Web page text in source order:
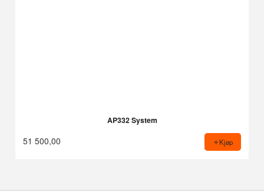
AP332 System
51 500,00 Kjøp